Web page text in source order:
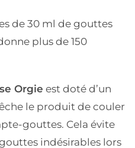
de 30 ml de gouttes
plus de 150
Orgie est doté d’un
le produit de couler
gouttes. Cela évite
indésirables lors